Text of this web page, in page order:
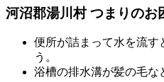
河沼郡湯川村 つまりのお
便所が詰まって水を流す
う。
浴槽の排水溝が髪の毛な